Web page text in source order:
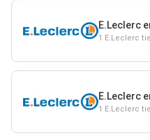
E.Leclerc
1 E.Leclerc
E.Leclerc
1 E.Leclerc